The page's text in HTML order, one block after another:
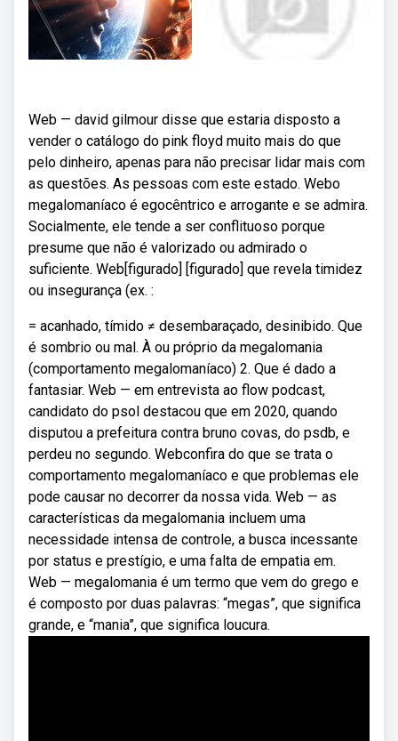
Web — david gilmour disse que estaria disposto a
vender o catálogo do pink floyd muito mais do que
pelo dinheiro, apenas para não precisar lidar mais com
as questões. As pessoas com este estado. Webo
megalomaníaco é egocêntrico e arrogante e se admira.
Socialmente, ele tende a ser conflituoso porque
presume que não é valorizado ou admirado o
suficiente. Web[figurado] [figurado] que revela timidez
ou insegurança (ex. :
= acanhado, tímido ≠ desembaraçado, desinibido. Que
é sombrio ou mal. À ou próprio da megalomania
(comportamento megalomaníaco) 2. Que é dado a
fantasiar. Web — em entrevista ao flow podcast,
candidato do psol destacou que em 2020, quando
disputou a prefeitura contra bruno covas, do psdb, e
perdeu no segundo. Webconfira do que se trata o
comportamento megalomaníaco e que problemas ele
pode causar no decorrer da nossa vida. Web — as
características da megalomania incluem uma
necessidade intensa de controle, a busca incessante
por status e prestígio, e uma falta de empatia em.
Web — megalomania é um termo que vem do grego e
é composto por duas palavras: “megas”, que significa
grande, e “mania”, que significa loucura.